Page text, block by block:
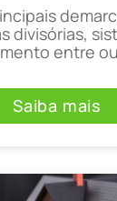
divisórias,
entre
Saiba mais